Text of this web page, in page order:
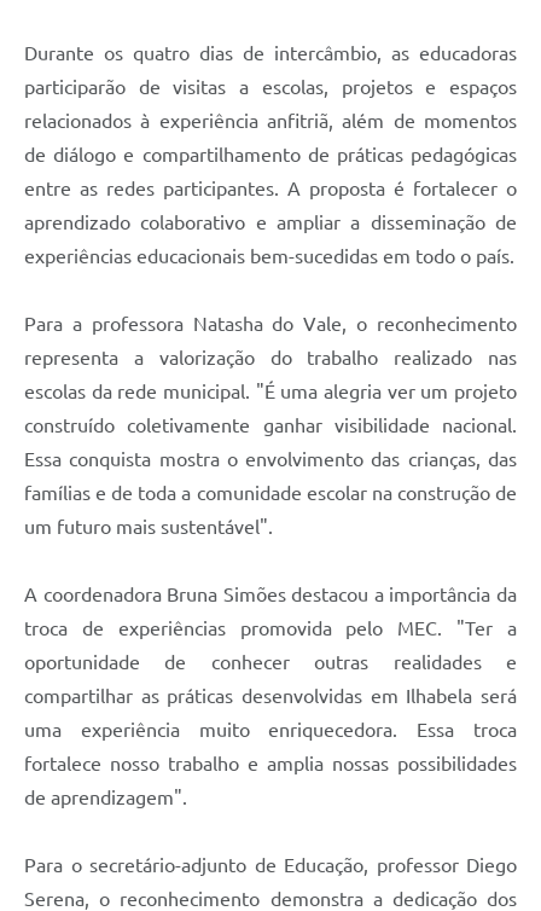
Durante os quatro dias de intercâmbio, as educadoras
participarão de visitas a escolas, projetos e espaços
relacionados à experiência anfitriã, além de momentos
de diálogo e compartilhamento de práticas pedagógicas
entre as redes participantes. A proposta é fortalecer o
aprendizado colaborativo e ampliar a disseminação de
experiências educacionais bem-sucedidas em todo o país.
Para a professora Natasha do Vale, o reconhecimento
representa a valorização do trabalho realizado nas
escolas da rede municipal. "É uma alegria ver um projeto
construído coletivamente ganhar visibilidade nacional.
Essa conquista mostra o envolvimento das crianças, das
famílias e de toda a comunidade escolar na construção de
um futuro mais sustentável".
A coordenadora Bruna Simões destacou a importância da
troca de experiências promovida pelo MEC. "Ter a
oportunidade de conhecer outras realidades e
compartilhar as práticas desenvolvidas em Ilhabela será
uma experiência muito enriquecedora. Essa troca
fortalece nosso trabalho e amplia nossas possibilidades
de aprendizagem".
Para o secretário-adjunto de Educação, professor Diego
Serena, o reconhecimento demonstra a dedicação dos